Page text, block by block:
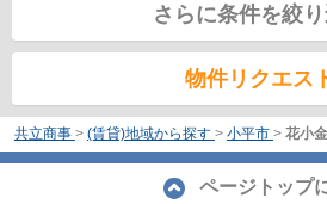
さらに条件を絞
物件リクエス
共立商事 > (賃貸)地域から探す > 小平市 > 花小
ページトップ